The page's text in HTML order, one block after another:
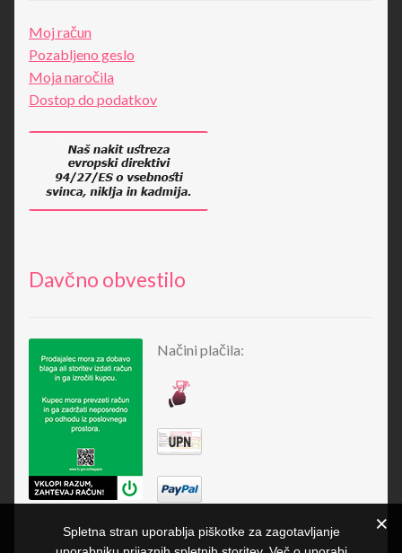
Moj račun
Pozabljeno geslo
Moja naročila
Dostop do podatkov
Davčno obvestilo
Načini plačila:
Spletna stran uporablja piškotke za zagotavljanje